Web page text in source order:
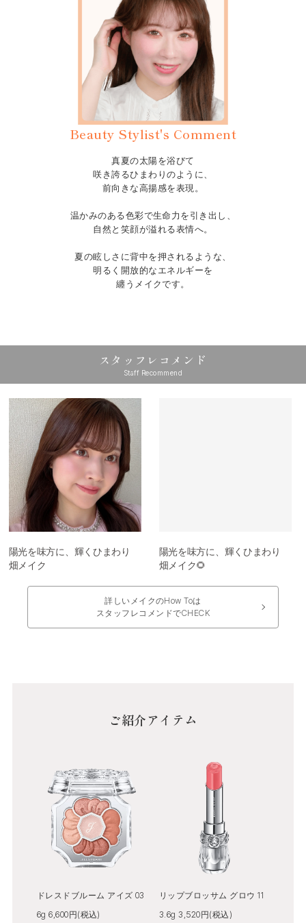
Beauty Stylist's Comment
真夏の太陽を浴びて
咲き誇るひまわりのように、
前向きな高揚感を表現。
温かみのある色彩で生命力を引き出し、
自然と笑顔が溢れる表情へ。
夏の眩しさに背中を押されるような、
明るく開放的なエネルギーを
纏うメイクです。
スタッフレコメンド
Staff Recommend
陽光を味方に、輝くひまわり
畑メイク
陽光を味方に、輝くひまわり
畑メイク🌻
詳しいメイクのHow Toは
スタッフレコメンドでCHECK
ご紹介アイテム
ドレスドブルーム アイズ 03
6g 6,600円(税込)
リップブロッサム グロウ 11
3.6g 3,520円(税込)